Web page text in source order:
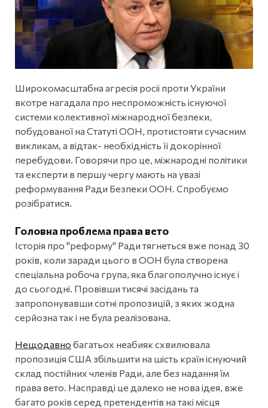
Широкомасштабна агресія росіі проти України
вкотре нагадала про неспроможність існуючої
системи колективної міжнародної безпеки,
побудованої на Статуті ООН, протистояти сучасним
викликам, а відтак- необхідність її докорінної
перебудови. Говорячи про це, міжнародні політики
та експерти в першу чергу мають на увазі
реформування Ради Безпеки ООН. Спробуємо
розібратися.
Головна проблема права вето
Історія про "реформу" Ради тягнеться вже понад 30
років, коли заради цього в ООН була створена
спеціальна робоча група, яка благополучно існує і
до сьогодні. Провівши тисячі засідань та
запропонувавши сотні пропозицій, з яких жодна
серйозна так і не була реалізована.
Нещодавно багатьох неабияк схвилювала
пропозиція США збільшити на шість країн існуючий
склад постійних членів Ради, але без надання їм
права вето. Насправді це далеко не нова ідея, вже
багато років серед претендентів на такі місця